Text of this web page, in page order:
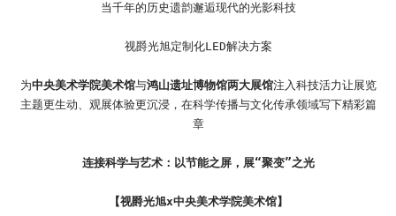
联系我们
EN ES
当千年的历史遗韵邂逅现代的光影科技
视爵光旭定制化LED解决方案
为中央美术学院美术馆与鸿山遗址博物馆两大展馆注入科技活力让展览
主题更生动、观展体验更沉浸， 在科学传播与文化传承领域写下精彩篇
章
连接科学与艺术：以节能之屏，展“聚变”之光
【视爵光旭x中央美术学院美术馆】